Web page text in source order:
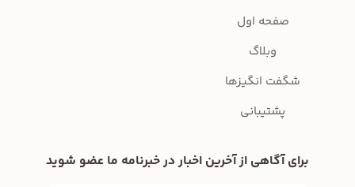
صفحه اول
وبلاگ
شگفت انگیزها
پشتیبانی
برای آگاهی از آخرین اخبار در خبرنامه ما عضو شوید